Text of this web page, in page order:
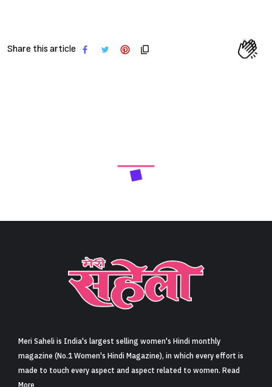
Share this article
Meri Saheli is India's largest selling women's Hindi monthly
magazine (No.1 Women's Hindi Magazine), in which every effort is
made to touch every aspect and aspect related to women. Read